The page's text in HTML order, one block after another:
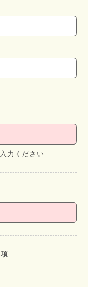
力ください